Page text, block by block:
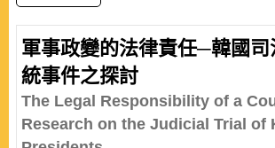
軍事政變的法律責任─韓國司
統事件之探討
The Legal Responsibility of a
Research on the Judicial Trial of